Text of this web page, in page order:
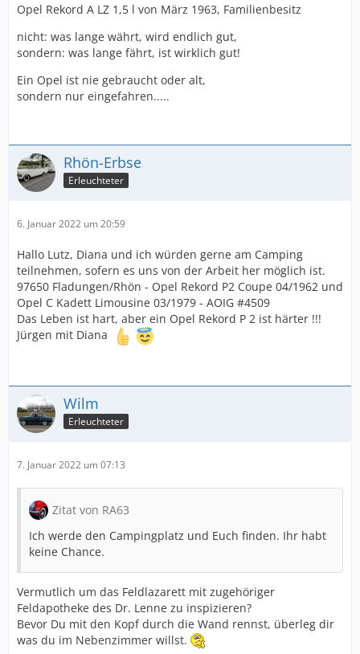
Opel Rekord A LZ 1,5 l von März 1963, Familienbesitz
nicht: was lange währt, wird endlich gut,
sondern: was lange fährt, ist wirklich gut!
Ein Opel ist nie gebraucht oder alt,
sondern nur eingefahren.....
Rhön-Erbse
Erleuchteter
6. Januar 2022 um 20:59
Hallo Lutz, Diana und ich würden gerne am Camping
teilnehmen, sofern es uns von der Arbeit her möglich ist.
97650 Fladungen/Rhön - Opel Rekord P2 Coupe 04/1962 und
Opel C Kadett Limousine 03/1979 - AOIG #4509
Das Leben ist hart, aber ein Opel Rekord P 2 ist härter !!!
Jürgen mit Diana
Wilm
Erleuchteter
7. Januar 2022 um 07:13
Zitat von RA63
Ich werde den Campingplatz und Euch finden. Ihr habt
keine Chance.
Vermutlich um das Feldlazarett mit zugehöriger
Feldapotheke des Dr. Lenne zu inspizieren?
Bevor Du mit den Kopf durch die Wand rennst, überleg dir
was du im Nebenzimmer willst.